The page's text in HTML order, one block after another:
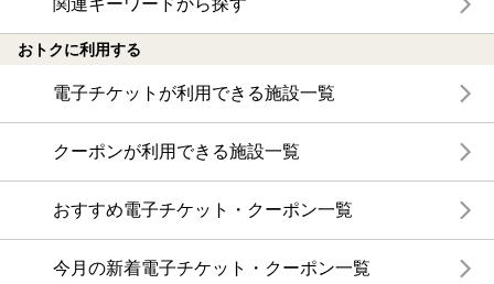
おトクに利用する
電子チケットが利用できる施設一覧
クーポンが利用できる施設一覧
おすすめ電子チケット・クーポン一覧
今月の新着電子チケット・クーポン一覧